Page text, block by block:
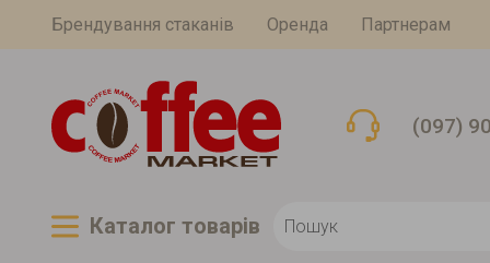
Брендування стаканів Оренда Партнерам
(097)
Каталог товарiв